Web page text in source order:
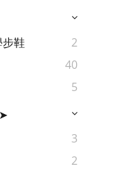
鞋
2
40
5
3
2